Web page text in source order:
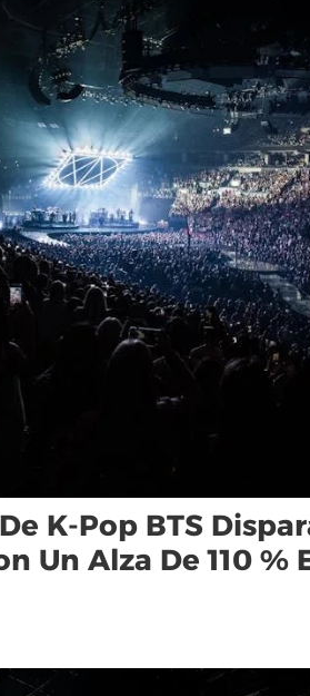
K-Pop BTS
Un Alza De 110 %